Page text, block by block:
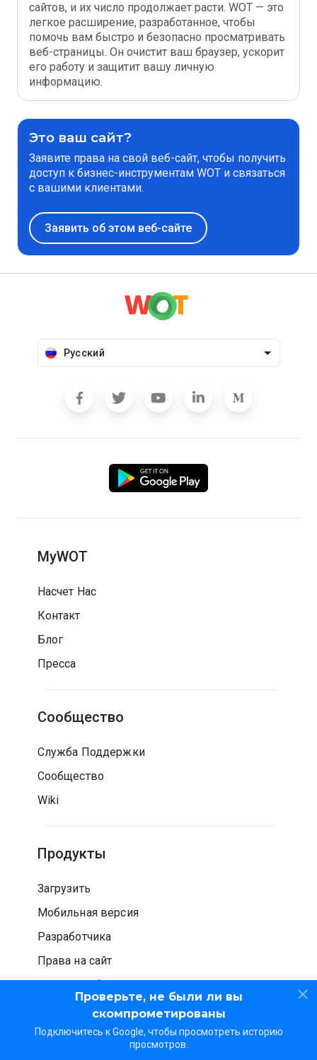
Проверьте, не были ли вы
скомпрометированы
Подключитесь к Google, чтобы просмотреть историю
просмотров.
сайтов, и их число продолжает расти. WOT — это
легкое расширение, разработанное, чтобы
помочь вам быстро и безопасно просматривать
веб-страницы. Он очистит ваш браузер, ускорит
его работу и защитит вашу личную
информацию.
Это ваш сайт?
Заявите права на свой веб-сайт, чтобы получить
доступ к бизнес-инструментам WOT и связаться
с вашими клиентами.
Заявить об этом веб-сайте
Русский
MyWOT
Насчет Нас
Контакт
Блог
Пресса
Сообщество
Служба Поддержки
Сообщество
Wiki
Продукты
Загрузить
Мобильная версия
Разработчика
Права на сайт
Проверка безопасности